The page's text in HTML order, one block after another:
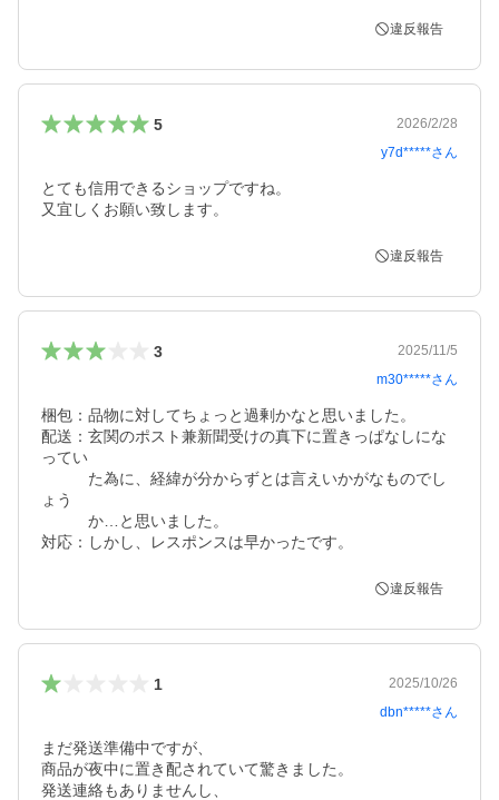
違反報告
5
2026/2/28
y7d*****さん
とても信用できるショップですね。
又宜しくお願い致します。
違反報告
3
2025/11/5
m30*****さん
梱包：品物に対してちょっと過剰かなと思いました。
配送：玄関のポスト兼新聞受けの真下に置きっぱなしにな
ってい
た為に、経緯が分からずとは言えいかがなものでし
ょう
か…と思いました。
対応：しかし、レスポンスは早かったです。
違反報告
1
2025/10/26
dbn*****さん
まだ発送準備中ですが、
商品が夜中に置き配されていて驚きました。
発送連絡もありませんし、